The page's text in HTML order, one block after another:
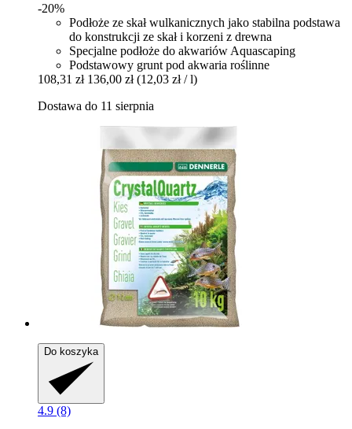
-20%
Podłoże ze skał wulkanicznych jako stabilna podstawa
do konstrukcji ze skał i korzeni z drewna
Specjalne podłoże do akwariów Aquascaping
Podstawowy grunt pod akwaria roślinne
108,31 zł 136,00 zł (12,03 zł / l)
Dostawa do 11 sierpnia
Do koszyka
4.9 (8)